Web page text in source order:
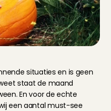
situaties en is geen
staat de maand
En voor de echte
een aantal must-see